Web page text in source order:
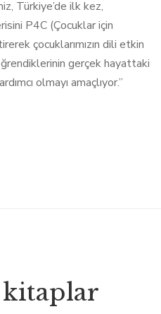
Türkiye’de ilk kez,
P4C (Çocuklar için
çocuklarımızın dili etkin
gerçek hayattaki
olmayı amaçlıyor.”